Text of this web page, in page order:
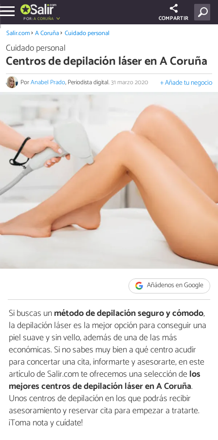
POR:A CORUÑA COMPARTIR
Salir.com A Coruña Cuidado personal
Cuidado personal
Centros de depilación láser en A Coruña
PorAnabel Prado, Periodista digital.31 marzo 2020 + Añade tu negocio
Añádenos en Google
Si buscas unmétodo de depilación seguro y cómodo,
la depilación láser es la mejor opción para conseguir una
piel suave y sin vello, además de una de las más
económicas. Si no sabes muy bien a qué centro acudir
para concertar una cita, informarte y asesorarte, en este
artículo de Salir.com te ofrecemos una selección delos
mejores centros de depilación láser en A Coruña.
Unos centros de depilación en los que podrás recibir
asesoramiento y reservar cita para empezar a tratarte.
¡Toma nota y cuídate!